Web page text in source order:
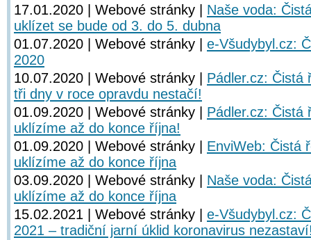
17.01.2020 | Webové stránky | Naše voda:
uklízet se bude od 3. do 5. dubna
01.07.2020 | Webové stránky | e-Všudybyl.cz:
2020
10.07.2020 | Webové stránky | Pádler.cz: Čistá
tři dny v roce opravdu nestačí!
01.09.2020 | Webové stránky | Pádler.cz: Čistá
uklízíme až do konce října!
01.09.2020 | Webové stránky | EnviWeb: Čistá
uklízíme až do konce října
03.09.2020 | Webové stránky | Naše voda:
uklízíme až do konce října
15.02.2021 | Webové stránky | e-Všudybyl.cz:
2021 – tradiční jarní úklid koronavirus